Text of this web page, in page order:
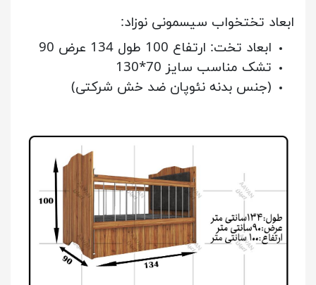
ابعاد تختخواب سیسمونی نوزاد:
ابعاد تخت: ارتفاع 100 طول 134 عرض 90
تشک مناسب سایز 70*130
(جنس بدنه نئوپان ضد خش شرکتی)